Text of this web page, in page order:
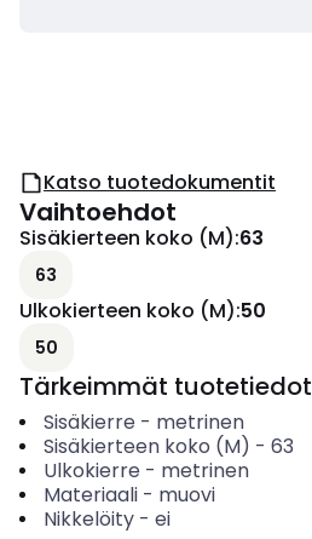
Katso tuotedokumentit
Vaihtoehdot
Sisäkierteen koko (M):63
63
Ulkokierteen koko (M):50
50
Tärkeimmät tuotetiedot
Sisäkierre - metrinen
Sisäkierteen koko (M) - 63
Ulkokierre - metrinen
Materiaali- muovi
Nikkelöity- ei